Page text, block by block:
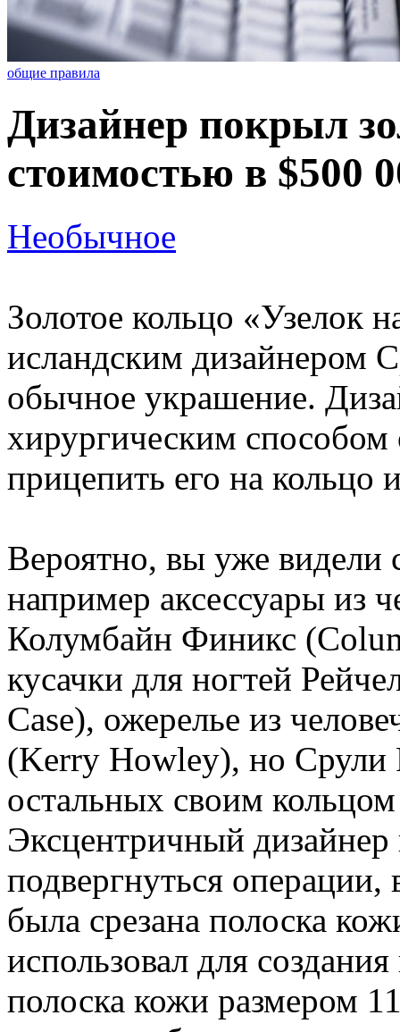
общие правила
Дизайнер покрыл
стоимостью в $500
Необычное
Золотое кольцо «Узелок
исландским дизайнером
обычное украшение.
хирургическим способом
прицепить его на кольцо
Вероятно, вы уже
например аксессуары из
Колумбайн Финикс
кусачки для ногтей
Case), ожерелье из
(Kerry Howley), но Срули
остальных своим
Эксцентричный
подвергнуться операции,
была срезана полоска
использовал для
полоска кожи размером